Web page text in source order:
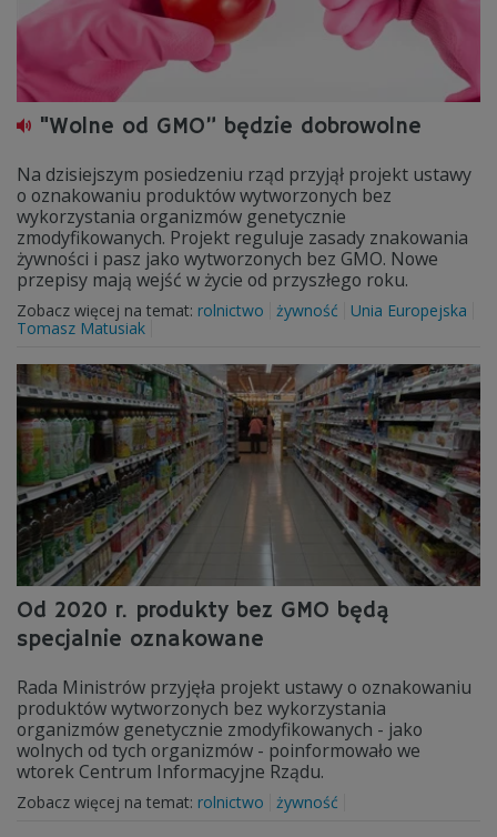
"Wolne od GMO” będzie dobrowolne
Na dzisiejszym posiedzeniu rząd przyjął projekt ustawy
o oznakowaniu produktów wytworzonych bez
wykorzystania organizmów genetycznie
zmodyfikowanych. Projekt reguluje zasady znakowania
żywności i pasz jako wytworzonych bez GMO. Nowe
przepisy mają wejść w życie od przyszłego roku.
Zobacz więcej na temat: rolnictwo żywność
Unia Europejska
Tomasz Matusiak
Od 2020 r. produkty bez GMO będą
specjalnie oznakowane
Rada Ministrów przyjęła projekt ustawy o oznakowaniu
produktów wytworzonych bez wykorzystania
organizmów genetycznie zmodyfikowanych - jako
wolnych od tych organizmów - poinformowało we
wtorek Centrum Informacyjne Rządu.
Zobacz więcej na temat: rolnictwo żywność